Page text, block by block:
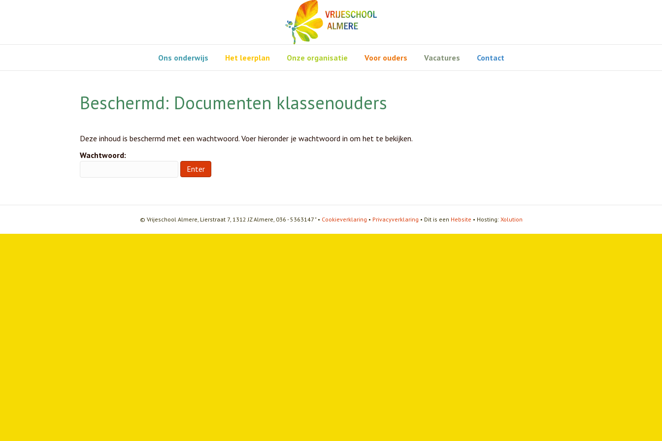
Ons onderwijs Het leerplan Onze organisatie Voor ouders Vacatures Contact
Beschermd: Documenten klassenouders
Deze inhoud is beschermd met een wachtwoord. Voer hieronder je wachtwoord in om het te bekijken.
Wachtwoord:
© Vrijeschool Almere, Lierstraat 7, 1312 JZ Almere, 036 - 5363147 " • Cookieverklaring • Privacyverklaring • Dit is een Hebsite • Hosting: Xolution